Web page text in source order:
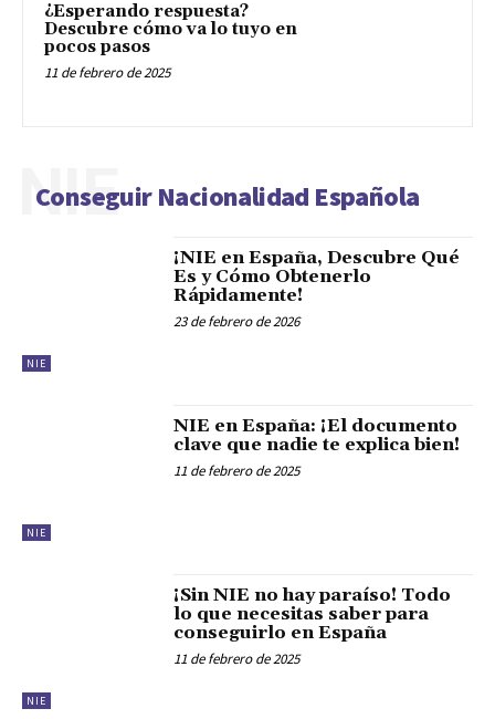
¿Esperando respuesta?
Descubre cómo va lo tuyo en
pocos pasos
11 de febrero de 2025
Conseguir Nacionalidad Española
NIE
NIE
¡NIE en España, Descubre Qué
Es y Cómo Obtenerlo
Rápidamente!
23 de febrero de 2026
NIE
NIE en España: ¡El documento
clave que nadie te explica bien!
11 de febrero de 2025
NIE
¡Sin NIE no hay paraíso! Todo
lo que necesitas saber para
conseguirlo en España
11 de febrero de 2025